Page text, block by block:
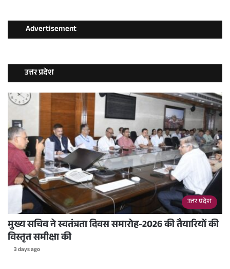
Advertisement
उत्तर प्रदेश
उत्तर प्रदेश
मुख्य सचिव ने स्वतंत्रता दिवस समारोह-2026 की तैयारियों की
विस्तृत समीक्षा की
3 days ago